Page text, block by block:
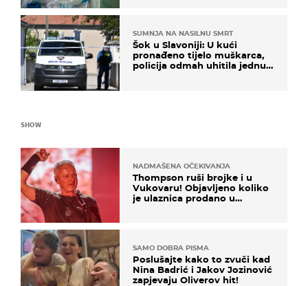
SUMNJA NA NASILNU SMRT
Šok u Slavoniji: U kući
pronađeno tijelo muškarca,
policija odmah uhitila jednu
SHOW
NADMAŠENA OČEKIVANJA
Thompson ruši brojke i u
Vukovaru! Objavljeno koliko
je ulaznica prodano u
SAMO DOBRA PISMA
Poslušajte kako to zvuči kad
Nina Badrić i Jakov Jozinović
zapjevaju Oliverov hit!